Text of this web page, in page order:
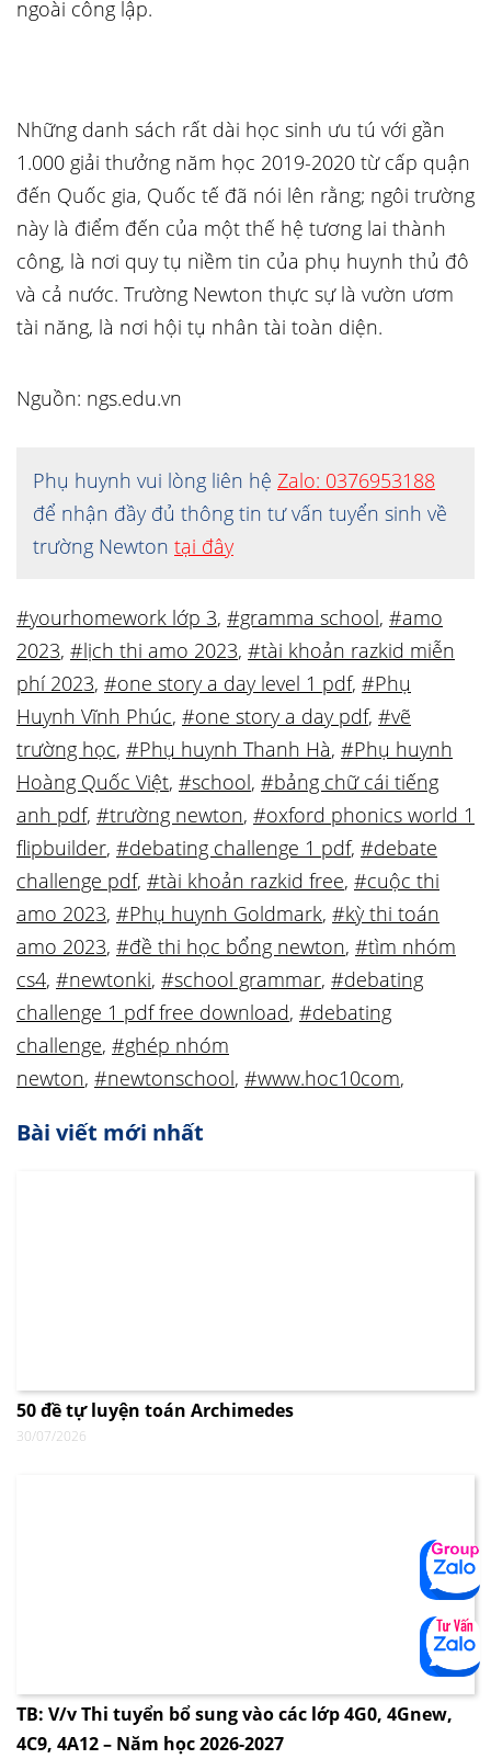
ngoài công lập.
Những danh sách rất dài học sinh ưu tú với gần
1.000 giải thưởng năm học 2019-2020 từ cấp quận
đến Quốc gia, Quốc tế đã nói lên rằng; ngôi trường
này là điểm đến của một thế hệ tương lai thành
công, là nơi quy tụ niềm tin của phụ huynh thủ đô
và cả nước. Trường Newton thực sự là vườn ươm
tài năng, là nơi hội tụ nhân tài toàn diện.
Nguồn: ngs.edu.vn
Phụ huynh vui lòng liên hệ Zalo: 0376953188
để nhận đầy đủ thông tin tư vấn tuyển sinh về
trường Newton tại đây
#yourhomework lớp 3, #gramma school, #amo
2023, #lịch thi amo 2023, #tài khoản razkid miễn
phí 2023, #one story a day level 1 pdf, #Phụ
Huynh Vĩnh Phúc, #one story a day pdf, #vẽ
trường học, #Phụ huynh Thanh Hà, #Phụ huynh
Hoàng Quốc Việt, #school, #bảng chữ cái tiếng
anh pdf, #trường newton, #oxford phonics world 1
flipbuilder, #debating challenge 1 pdf, #debate
challenge pdf, #tài khoản razkid free, #cuộc thi
amo 2023, #Phụ huynh Goldmark, #kỳ thi toán
amo 2023, #đề thi học bổng newton, #tìm nhóm
cs4, #newtonki, #school grammar, #debating
challenge 1 pdf free download, #debating
challenge, #ghép nhóm
newton, #newtonschool, #www.hoc10com,
Bài viết mới nhất
50 đề tự luyện toán Archimedes
30/07/2026
TB: V/v Thi tuyển bổ sung vào các lớp 4G0, 4Gnew,
4C9, 4A12 – Năm học 2026-2027